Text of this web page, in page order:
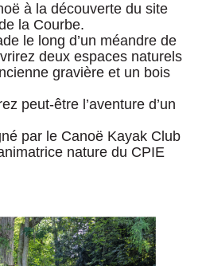
à la découverte du site
la Courbe.
le long d’un méandre de
deux espaces naturels
gravière et un bois
peut-être l’aventure d’un
par le Canoë Kayak Club
nature du CPIE